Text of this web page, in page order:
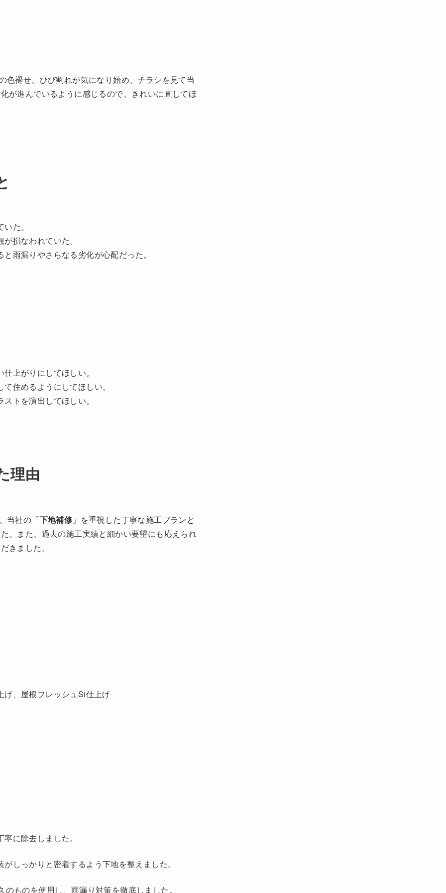
色褪せ、ひび割れが気になり始め、チラシを見て当
が進んでいるように感じるので、きれいに直してほ
た。
損なわれていた。
雨漏りやさらなる劣化が心配だった。
上がりにしてほしい。
住めるようにしてほしい。
トを演出してほしい。
理由
当社の「下地補修 」を重視した丁寧な施工プランと
。また、過去の施工実績と細かい要望にも応えられ
きました。
げ、屋根フレッシュSi仕上げ
に除去しました。
しっかりと密着するよう下地を整えました。
ものを使用し、雨漏り対策を徹底しました。